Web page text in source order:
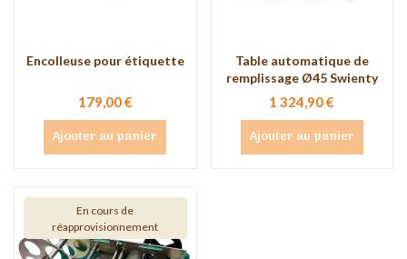
Encolleuse pour étiquette
179,00 €
Ajouter au panier
Table automatique de
remplissage Ø45 Swienty
1 324,90 €
Ajouter au panier
En cours de
réapprovisionnement